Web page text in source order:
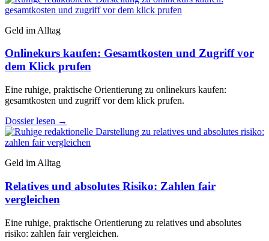
Geld im Alltag
Onlinekurs kaufen: Gesamtkosten und Zugriff vor
dem Klick prufen
Eine ruhige, praktische Orientierung zu onlinekurs kaufen:
gesamtkosten und zugriff vor dem klick prufen.
Dossier lesen →
Geld im Alltag
Relatives und absolutes Risiko: Zahlen fair
vergleichen
Eine ruhige, praktische Orientierung zu relatives und absolutes
risiko: zahlen fair vergleichen.